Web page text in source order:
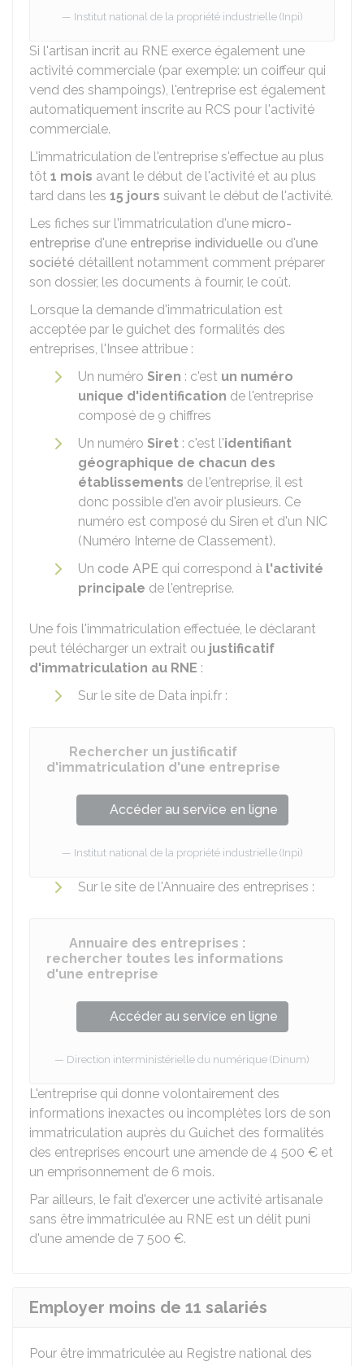
Institut national de la propriété industrielle (Inpi)
Si l'artisan incrit au RNE exerce également une
activité commerciale (par exemple: un coiffeur qui
vend des shampoings), l'entreprise est également
automatiquement inscrite au RCS pour l'activité
commerciale.
L'immatriculation de l'entreprise s'effectue au plus
tôt 1 mois avant le début de l'activité et au plus
tard dans les 15 jours suivant le début de l'activité.
Les fiches sur l'immatriculation d'une micro-
entreprise d'une entreprise individuelle ou d'une
société détaillent notamment comment préparer
son dossier, les documents à fournir, le coût.
Lorsque la demande d'immatriculation est
acceptée par le guichet des formalités des
entreprises, l'Insee attribue :
Un numéro Siren : c'est un numéro
unique d'identification de l'entreprise
composé de 9 chiffres
Un numéro Siret : c'est l'identifiant
géographique de chacun des
établissements de l'entreprise, il est
donc possible d'en avoir plusieurs. Ce
numéro est composé du Siren et d'un NIC
(Numéro Interne de Classement).
Un code APE qui correspond à l'activité
principale de l'entreprise.
Une fois l'immatriculation effectuée, le déclarant
peut télécharger un extrait ou justificatif
d'immatriculation au RNE :
Sur le site de Data inpi.fr :
Rechercher un justificatif
d'immatriculation d'une entreprise
Accéder au service en ligne
Institut national de la propriété industrielle (Inpi)
Sur le site de l'Annuaire des entreprises :
Annuaire des entreprises :
rechercher toutes les informations
d'une entreprise
Accéder au service en ligne
Direction interministérielle du numérique (Dinum)
L'entreprise qui donne volontairement des
informations inexactes ou incomplètes lors de son
immatriculation auprès du Guichet des formalités
des entreprises encourt une amende de 4 500 € et
un emprisonnement de 6 mois.
Par ailleurs, le fait d'exercer une activité artisanale
sans être immatriculée au RNE est un délit puni
d'une amende de 7 500 €.
Employer moins de 11 salariés
Pour être immatriculée au Registre national des